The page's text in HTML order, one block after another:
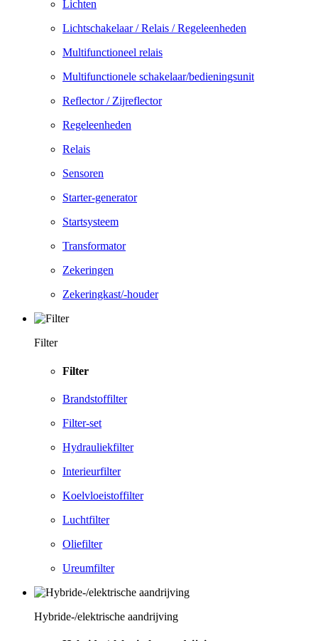
Lichten
Lichtschakelaar / Relais / Regeleenheden
Multifunctioneel relais
Multifunctionele schakelaar/bedieningsunit
Reflector / Zijreflector
Regeleenheden
Relais
Sensoren
Starter-generator
Startsysteem
Transformator
Zekeringen
Zekeringkast/-houder
Filter
Filter
Brandstoffilter
Filter-set
Hydrauliekfilter
Interieurfilter
Koelvloeistoffilter
Luchtfilter
Oliefilter
Ureumfilter
Hybride-/elektrische aandrijving